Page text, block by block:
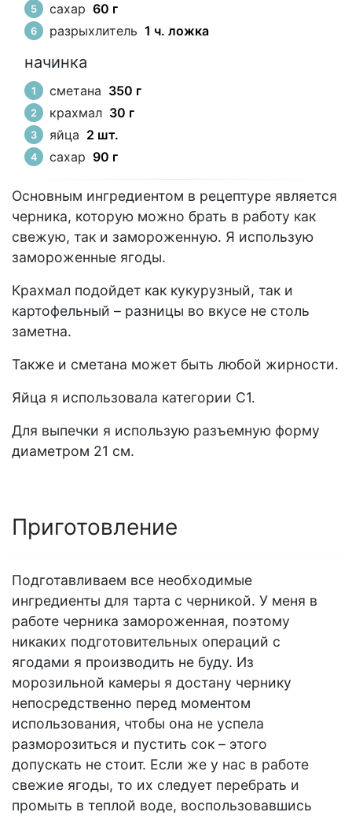
сахар 60 г
разрыхлитель 1 ч. ложка
начинка
сметана 350 г
крахмал 30 г
яйца 2 шт.
сахар 90 г
Основным ингредиентом в рецептуре является
черника, которую можно брать в работу как
свежую, так и замороженную. Я использую
замороженные ягоды.
Крахмал подойдет как кукурузный, так и
картофельный – разницы во вкусе не столь
заметна.
Также и сметана может быть любой жирности.
Яйца я использовала категории С1.
Для выпечки я использую разъемную форму
диаметром 21 см.
Приготовление
Подготавливаем все необходимые
ингредиенты для тарта с черникой. У меня в
работе черника замороженная, поэтому
никаких подготовительных операций с
ягодами я производить не буду. Из
морозильной камеры я достану чернику
непосредственно перед моментом
использования, чтобы она не успела
разморозиться и пустить сок – этого
допускать не стоит. Если же у нас в работе
свежие ягоды, то их следует перебрать и
промыть в теплой воде, воспользовавшись